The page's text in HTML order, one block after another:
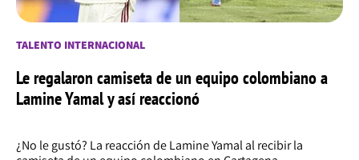
TALENTO INTERNACIONAL
Le regalaron camiseta de un equipo colombiano a
Lamine Yamal y así reaccionó
¿No le gustó? La reacción de Lamine Yamal al recibir la